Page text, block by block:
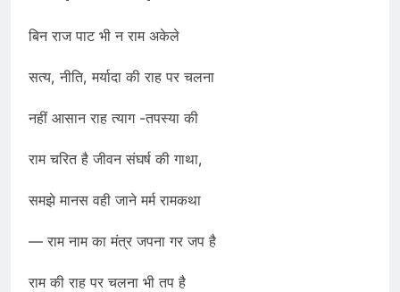
बिन राज पाट भी न राम अकेले
सत्य, नीति, मर्यादा की राह पर चलना
नहीं आसान राह त्याग -तपस्या की
राम चरित है जीवन संघर्ष की गाथा,
समझे मानस वही जाने मर्म रामकथा
— राम नाम का मंत्र जपना गर जप है
राम की राह पर चलना भी तप है